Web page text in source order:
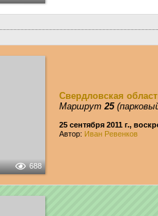
688
Свердловская
Маршрут25
25 сентября 2011 г.,
Автор: Иван Ревенков